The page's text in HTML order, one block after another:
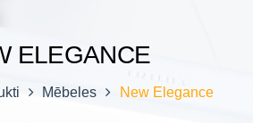
ELEGANCE
Mēbeles New Elegance